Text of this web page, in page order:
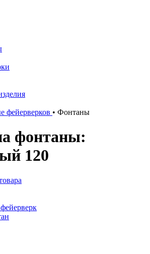
фейерверков • Фонтаны
фонтаны:
120